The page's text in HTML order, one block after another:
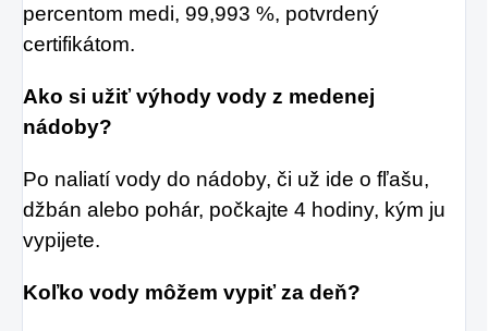
percentom medi, 99,993 %, potvrdený
certifikátom.
Ako si užiť výhody vody z medenej
nádoby?
Po naliatí vody do nádoby, či už ide o fľašu,
džbán alebo pohár, počkajte 4 hodiny, kým ju
vypijete.
Koľko vody môžem vypiť za deň?